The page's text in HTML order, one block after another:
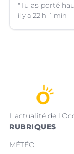
"Tu as porté
il y a 22 h 1 min
L'actualité de
RUBRIQUES
MÉTÉO